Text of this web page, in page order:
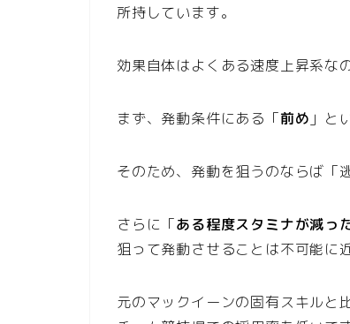
所持しています。
効果自体はよくある速度上昇系な
まず、発動条件にある「前め 」と
そのため、発動を狙うのならば「
さらに「ある程度スタミナが減っ
狙って発動させることは不可能に
元のマックイーンの固有スキルと